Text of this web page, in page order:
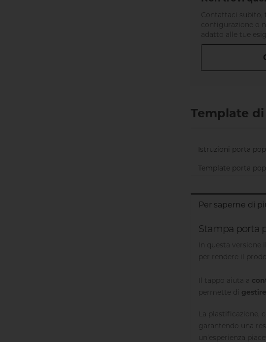
Contattaci subito,
configurazione o
adatto alle tue
Template
Istruzioni porta
Template porta
Per saperne di
Stampa porta
In questa versione il
per rendere il
Il tappo aiuta a
permette di
La plastificazione,
garantendo una
un’esperienza